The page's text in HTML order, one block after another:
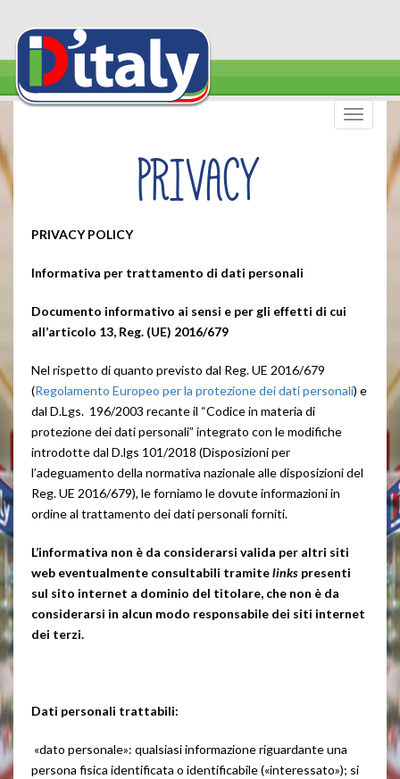
Toggle
PRIVACY
PRIVACY POLICY
Informativa per trattamento di dati personali
Documento informativo ai sensi e per gli effetti di cui
all’articolo 13, Reg. (UE) 2016/679
Nel rispetto di quanto previsto dal Reg. UE 2016/679
(Regolamento Europeo per la protezione dei dati personali) e
dal D.Lgs. 196/2003 recante il “Codice in materia di
protezione dei dati personali” integrato con le modifiche
introdotte dal D.lgs 101/2018 (Disposizioni per
l’adeguamento della normativa nazionale alle disposizioni del
Reg. UE 2016/679), le forniamo le dovute informazioni in
ordine al trattamento dei dati personali forniti.
L’informativa non è da considerarsi valida per altri siti
web eventualmente consultabili tramitelinks presenti
sul sito internet a dominio del titolare, che non è da
considerarsi in alcun modo responsabile dei siti internet
dei terzi.
Dati personali trattabili:
«dato personale»: qualsiasi informazione riguardante una
persona fisica identificata o identificabile («interessato»); si